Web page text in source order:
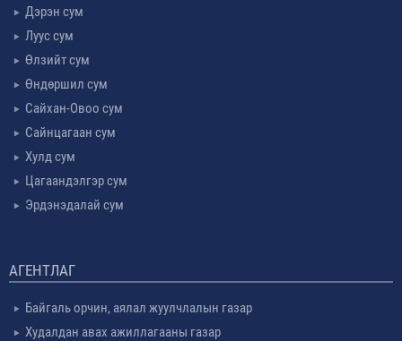
Дэрэн сум
Луус сум
Өлзийт сум
Өндөршил сум
Сайхан-Овоо сум
Сайнцагаан сум
Хулд сум
Цагаандэлгэр сум
Эрдэнэдалай сум
АГЕНТЛАГ
Байгаль орчин, аялал жуулчлалын газар
Худалдан авах ажиллагааны газар